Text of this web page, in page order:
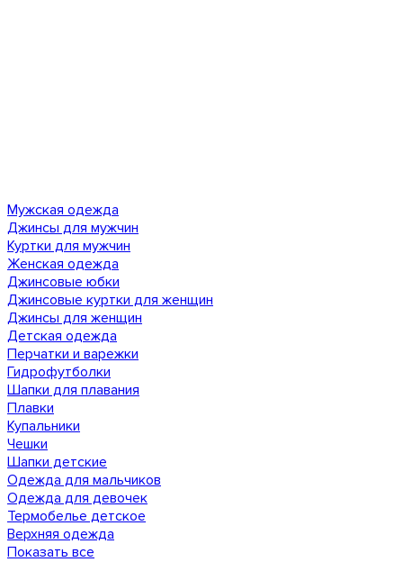
Мужская одежда
Джинсы для мужчин
Куртки для мужчин
Женская одежда
Джинсовые юбки
Джинсовые куртки для женщин
Джинсы для женщин
Детская одежда
Перчатки и варежки
Гидрофутболки
Шапки для плавания
Плавки
Купальники
Чешки
Шапки детские
Одежда для мальчиков
Одежда для девочек
Термобелье детское
Верхняя одежда
Показать все